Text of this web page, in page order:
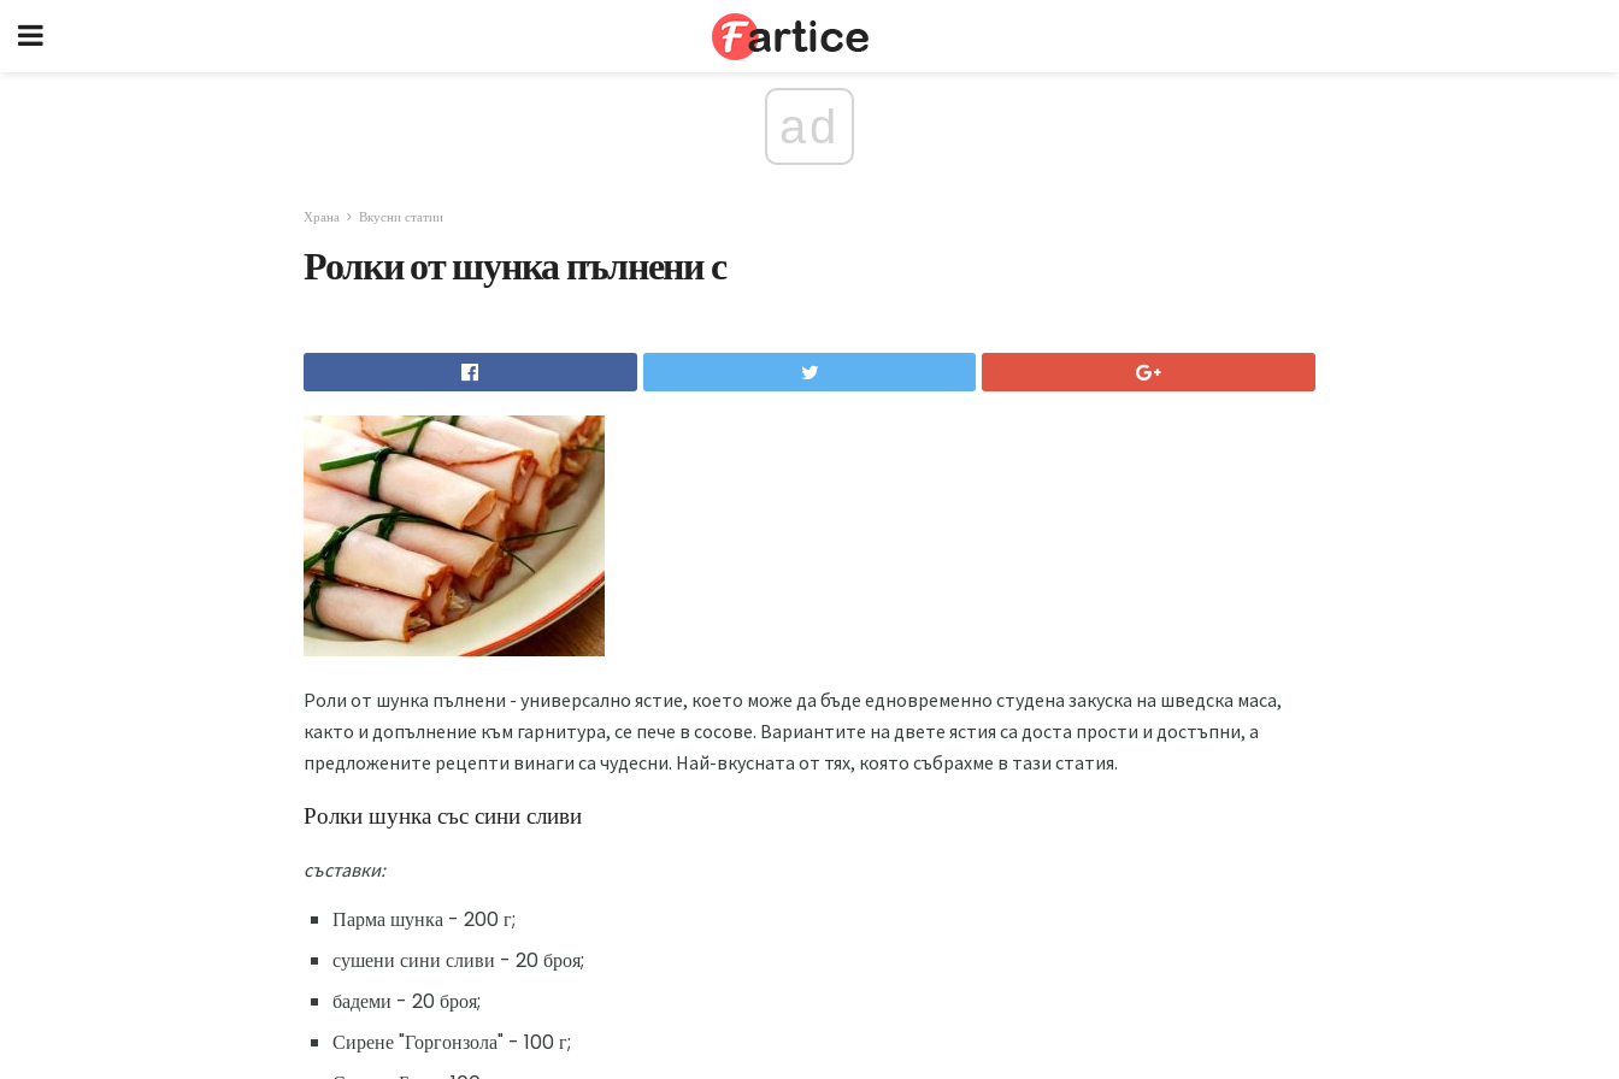
ad
Храна Вкусни статии
Ролки от шунка пълнени с
Роли от шунка пълнени - универсално ястие, което може да бъде едновременно студена закуска на шведска маса,
както и допълнение към гарнитура, се пече в сосове. Вариантите на двете ястия са доста прости и достъпни, а
предложените рецепти винаги са чудесни. Най-вкусната от тях, която събрахме в тази статия.
Ролки шунка със сини сливи
съставки:
Парма шунка - 200 г;
сушени сини сливи - 20 броя;
бадеми - 20 броя;
Сирене "Горгонзола" - 100 г;